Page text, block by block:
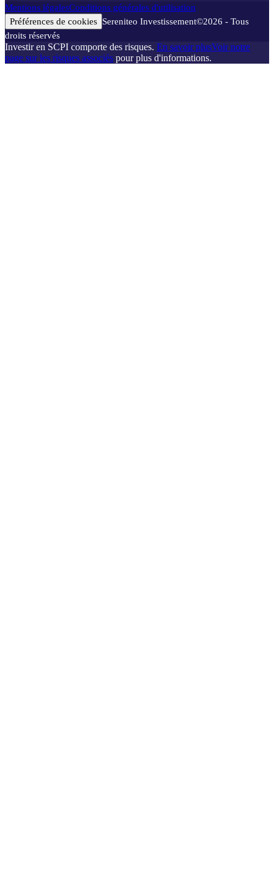
Mentions légalesConditions générales d'utilisation
Préférences de cookies Sereniteo Investissement©2026 - Tous
droits réservés
Investir en SCPI comporte des risques. En savoir plusVoir notre
page sur les risques associés pour plus d'informations.